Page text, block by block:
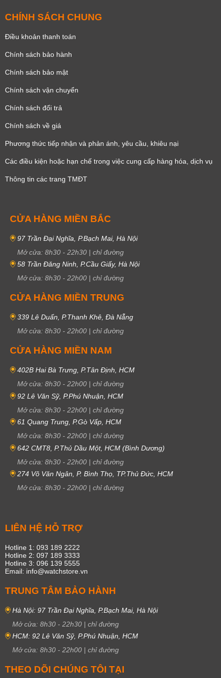
CHÍNH SÁCH CHUNG
Điều khoản thanh toán
Chính sách bảo hành
Chính sách bảo mật
Chính sách vận chuyển
Chính sách đổi trả
Chính sách về giá
Phương thức tiếp nhận và phản ánh, yêu cầu, khiêu nại
Các điều kiện hoặc hạn chế trong việc cung cấp hàng hóa, dịch vụ
Thông tin các trang TMĐT
CỬA HÀNG MIỀN BẮC
97 Trần Đại Nghĩa, P.Bạch Mai, Hà Nội
Mở cửa: 8h30 - 22h30 | chỉ đường
58 Trần Đăng Ninh, P.Cầu Giấy, Hà Nội
Mở cửa: 8h30 - 22h00 | chỉ đường
CỬA HÀNG MIỀN TRUNG
339 Lê Duẩn, P.Thanh Khê, Đà Nẵng
Mở cửa: 8h30 - 22h00 | chỉ đường
CỬA HÀNG MIỀN NAM
402B Hai Bà Trưng, P.Tân Định, HCM
Mở cửa: 8h30 - 22h00 | chỉ đường
92 Lê Văn Sỹ, P.Phú Nhuận, HCM
Mở cửa: 8h30 - 22h00 | chỉ đường
61 Quang Trung, P.Gò Vấp, HCM
Mở cửa: 8h30 - 22h00 | chỉ đường
642 CMT8, P.Thủ Dầu Một, HCM (Bình Dương)
Mở cửa: 8h30 - 22h00 | chỉ đường
274 Võ Văn Ngân, P. Bình Thọ, TP.Thủ Đức, HCM
Mở cửa: 8h30 - 22h00 | chỉ đường
LIÊN HỆ HỖ TRỢ
Hotline 1: 093 189 2222
Hotline 2: 097 189 3333
Hotline 3: 096 139 5555
Email: info@watchstore.vn
TRUNG TÂM BẢO HÀNH
Hà Nội: 97 Trần Đại Nghĩa, P.Bạch Mai, Hà Nội
Mở cửa: 8h30 - 22h30 | chỉ đường
HCM: 92 Lê Văn Sỹ, P.Phú Nhuận, HCM
Mở cửa: 8h30 - 22h00 | chỉ đường
THEO DÕI CHÚNG TÔI TẠI